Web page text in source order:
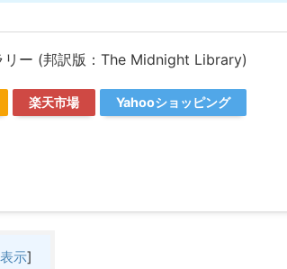
リー (邦訳版：The Midnight Library)
楽天市場 Yahooショッピング
表示]